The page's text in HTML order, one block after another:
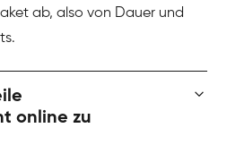
ab, also von Dauer und
online zu